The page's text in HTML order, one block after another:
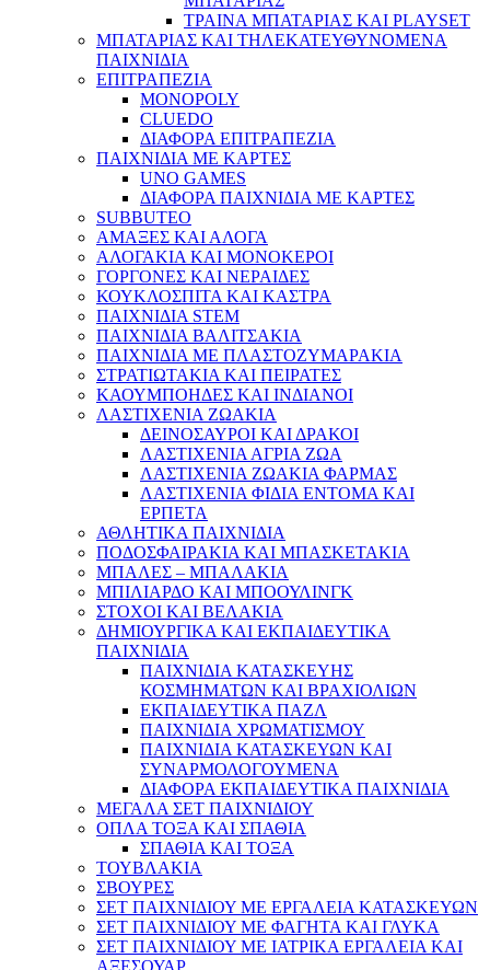
ΤΡΑΙΝΑ ΜΠΑΤΑΡΙΑΣ ΚΑΙ PLAYSET
ΜΠΑΤΑΡΙΑΣ ΚΑΙ ΤΗΛΕΚΑΤΕΥΘΥΝΟΜΕΝΑ
ΠΑΙΧΝΙΔΙΑ
ΕΠΙΤΡΑΠΕΖΙΑ
MONOPOLY
CLUEDO
ΔΙΑΦΟΡΑ ΕΠΙΤΡΑΠΕΖΙΑ
ΠΑΙΧΝΙΔΙΑ ΜΕ ΚΑΡΤΕΣ
UNO GAMES
ΔΙΑΦΟΡΑ ΠΑΙΧΝΙΔΙΑ ΜΕ ΚΑΡΤΕΣ
SUBBUTEO
ΑΜΑΞΕΣ ΚΑΙ ΑΛΟΓΑ
ΑΛΟΓΑΚΙΑ ΚΑΙ ΜΟΝΟΚΕΡΟΙ
ΓΟΡΓΟΝΕΣ ΚΑΙ ΝΕΡΑΙΔΕΣ
ΚΟΥΚΛΟΣΠΙΤΑ ΚΑΙ ΚΑΣΤΡΑ
ΠΑΙΧΝΙΔΙΑ STEM
ΠΑΙΧΝΙΔΙΑ ΒΑΛΙΤΣΑΚΙΑ
ΠΑΙΧΝΙΔΙΑ ΜΕ ΠΛΑΣΤΟΖΥΜΑΡΑΚΙΑ
ΣΤΡΑΤΙΩΤΑΚΙΑ ΚΑΙ ΠΕΙΡΑΤΕΣ
ΚΑΟΥΜΠΟΗΔΕΣ ΚΑΙ ΙΝΔΙΑΝΟΙ
ΛΑΣΤΙΧΕΝΙΑ ΖΩΑΚΙΑ
ΔΕΙΝΟΣΑΥΡΟΙ ΚΑΙ ΔΡΑΚΟΙ
ΛΑΣΤΙΧΕΝΙΑ ΑΓΡΙΑ ΖΩΑ
ΛΑΣΤΙΧΕΝΙΑ ΖΩΑΚΙΑ ΦΑΡΜΑΣ
ΛΑΣΤΙΧΕΝΙΑ ΦΙΔΙΑ ΕΝΤΟΜΑ ΚΑΙ
ΕΡΠΕΤΑ
ΑΘΛΗΤΙΚΑ ΠΑΙΧΝΙΔΙΑ
ΠΟΔΟΣΦΑΙΡΑΚΙΑ ΚΑΙ ΜΠΑΣΚΕΤΑΚΙΑ
ΜΠΑΛΕΣ – ΜΠΑΛΑΚΙΑ
ΜΠΙΛΙΑΡΔΟ ΚΑΙ ΜΠΟΟΥΛΙΝΓΚ
ΣΤΟΧΟΙ ΚΑΙ ΒΕΛΑΚΙΑ
ΔΗΜΙΟΥΡΓΙΚΑ ΚΑΙ ΕΚΠΑΙΔΕΥΤΙΚΑ
ΠΑΙΧΝΙΔΙΑ
ΠΑΙΧΝΙΔΙΑ ΚΑΤΑΣΚΕΥΗΣ
ΚΟΣΜΗΜΑΤΩΝ ΚΑΙ ΒΡΑΧΙΟΛΙΩΝ
ΕΚΠΑΙΔΕΥΤΙΚΑ ΠΑΖΛ
ΠΑΙΧΝΙΔΙΑ ΧΡΩΜΑΤΙΣΜΟΥ
ΠΑΙΧΝΙΔΙΑ ΚΑΤΑΣΚΕΥΩΝ ΚΑΙ
ΣΥΝΑΡΜΟΛΟΓΟΥΜΕΝΑ
ΔΙΑΦΟΡΑ ΕΚΠΑΙΔΕΥΤΙΚΑ ΠΑΙΧΝΙΔΙΑ
ΜΕΓΑΛΑ ΣΕΤ ΠΑΙΧΝΙΔΙΟΥ
ΟΠΛΑ ΤΟΞΑ ΚΑΙ ΣΠΑΘΙΑ
ΣΠΑΘΙΑ ΚΑΙ ΤΟΞΑ
ΤΟΥΒΛΑΚΙΑ
ΣΒΟΥΡΕΣ
ΣΕΤ ΠΑΙΧΝΙΔΙΟΥ ΜΕ ΕΡΓΑΛΕΙΑ ΚΑΤΑΣΚΕΥΩΝ
ΣΕΤ ΠΑΙΧΝΙΔΙΟΥ ΜΕ ΦΑΓΗΤΑ ΚΑΙ ΓΛΥΚΑ
ΣΕΤ ΠΑΙΧΝΙΔΙΟΥ ΜΕ ΙΑΤΡΙΚΑ ΕΡΓΑΛΕΙΑ ΚΑΙ